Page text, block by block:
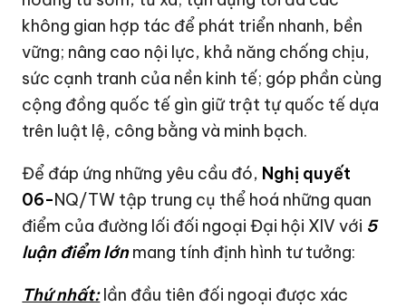
không gian hợp tác để phát triển nhanh, bền
vững; nâng cao nội lực, khả năng chống chịu,
sức cạnh tranh của nền kinh tế; góp phần cùng
cộng đồng quốc tế gìn giữ trật tự quốc tế dựa
trên luật lệ, công bằng và minh bạch.
Để đáp ứng những yêu cầu đó, Nghị quyết
06-NQ/TW tập trung cụ thể hoá những quan
điểm của đường lối đối ngoại Đại hội XIV với 5
luận điểm lớnmang tính định hình tư tưởng:
Thứ nhất:lần đầu tiên đối ngoại được xác